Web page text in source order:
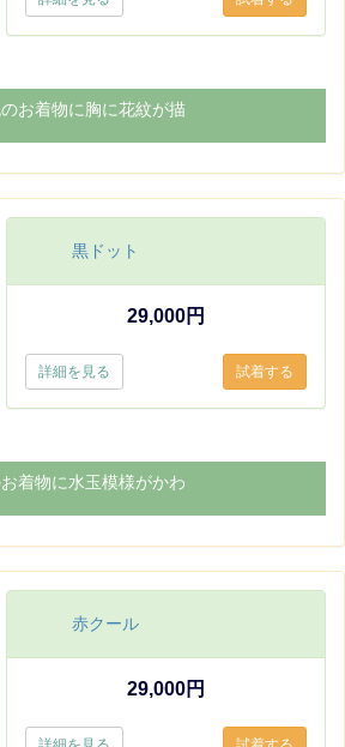
お着物に胸に花紋が描
黒ドット
29,000円
詳細を見る
着物に水玉模様がかわ
赤クール
29,000円